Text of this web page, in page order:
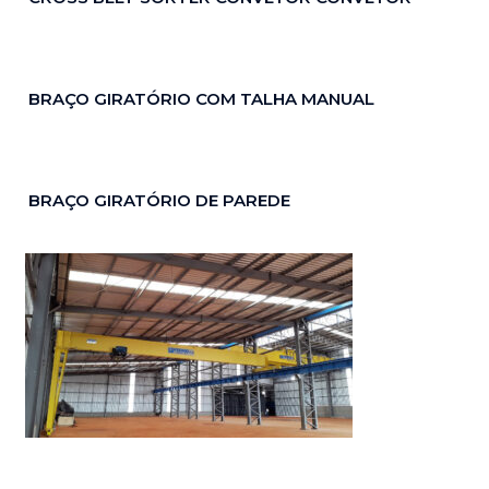
BRAÇO GIRATÓRIO COM TALHA MANUAL
BRAÇO GIRATÓRIO DE PAREDE